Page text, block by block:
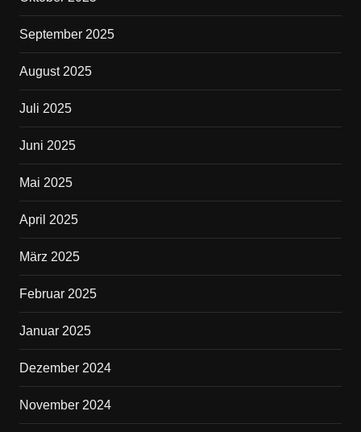
September 2025
August 2025
Juli 2025
Juni 2025
Mai 2025
April 2025
März 2025
Februar 2025
Januar 2025
Dezember 2024
November 2024